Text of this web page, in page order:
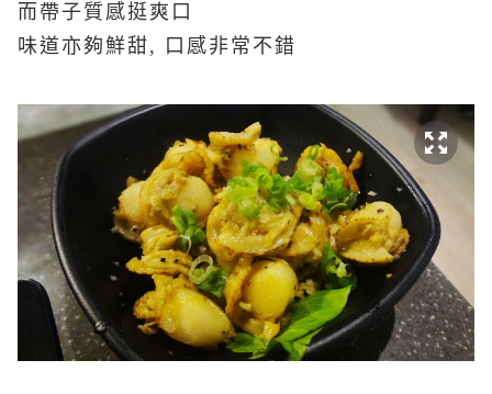
而帶子質感挺爽口
味道亦夠鮮甜, 口感非常不錯